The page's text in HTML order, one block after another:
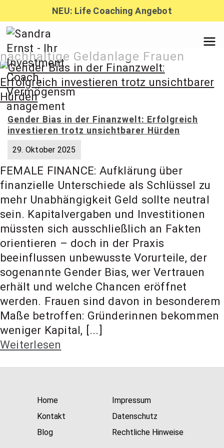
Inhalt
springen
NEU: Life Coaching Angebot
Sandra
Ernst –
Finanzber
atung,
Investmen
t Coach,
Anlageber
atung
nachhaltige Geldanlage Frauen
Gender Bias in der Finanzwelt: Erfolgreich
investieren trotz unsichtbarer Hürden
29. Oktober 2025
FEMALE FINANCE: Aufklärung über
finanzielle Unterschiede als Schlüssel zu
mehr Unabhängigkeit Geld sollte neutral
sein. Kapitalvergaben und Investitionen
müssten sich ausschließlich an Fakten
orientieren – doch in der Praxis
beeinflussen unbewusste Vorurteile, der
sogenannte Gender Bias, wer Vertrauen
erhält und welche Chancen eröffnet
werden. Frauen sind davon in besonderem
Maße betroffen: Gründerinnen bekommen
weniger Kapital, [...]
Weiterlesen
Home
Kontakt
Blog
Impressum
Datenschutz
Rechtliche Hinweise